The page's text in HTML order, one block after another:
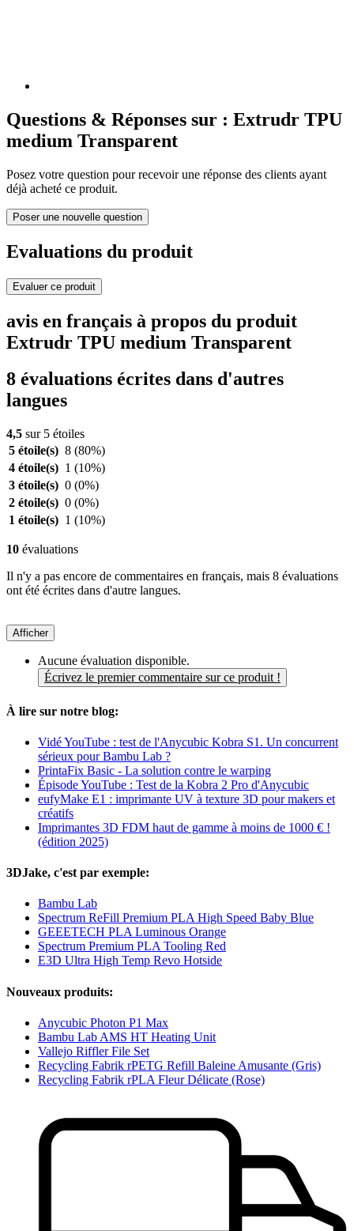
Questions & Réponses sur : Extrudr TPU
medium Transparent
Posez votre question pour recevoir une réponse des clients ayant
déjà acheté ce produit.
Poser une nouvelle question
Evaluations du produit
Evaluer ce produit
avis en français à propos du produit
Extrudr TPU medium Transparent
8 évaluations écrites dans d'autres
langues
4,5 sur 5 étoiles
5 étoile(s) 8 (80%)
4 étoile(s) 1 (10%)
3 étoile(s) 0 (0%)
2 étoile(s) 0 (0%)
1 étoile(s) 1 (10%)
10 évaluations
Il n'y a pas encore de commentaires en français, mais 8 évaluations
ont été écrites dans d'autre langues.
Afficher
Aucune évaluation disponible.
Écrivez le premier commentaire sur ce produit !
À lire sur notre blog:
Vidé YouTube : test de l'Anycubic Kobra S1. Un concurrent
sérieux pour Bambu Lab ?
PrintaFix Basic - La solution contre le warping
Épisode YouTube : Test de la Kobra 2 Pro d'Anycubic
eufyMake E1 : imprimante UV à texture 3D pour makers et
créatifs
Imprimantes 3D FDM haut de gamme à moins de 1000 € !
(édition 2025)
3DJake, c'est par exemple:
Bambu Lab
Spectrum ReFill Premium PLA High Speed Baby Blue
GEEETECH PLA Luminous Orange
Spectrum Premium PLA Tooling Red
E3D Ultra High Temp Revo Hotside
Nouveaux produits:
Anycubic Photon P1 Max
Bambu Lab AMS HT Heating Unit
Vallejo Riffler File Set
Recycling Fabrik rPETG Refill Baleine Amusante (Gris)
Recycling Fabrik rPLA Fleur Délicate (Rose)